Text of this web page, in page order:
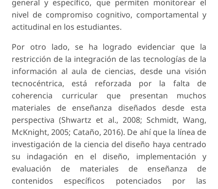
general y específico, que permiten monitorear el
nivel de compromiso cognitivo, comportamental y
actitudinal en los estudiantes.
Por otro lado, se ha logrado evidenciar que la
restricción de la integración de las tecnologías de la
información al aula de ciencias, desde una visión
tecnocéntrica, está reforzada por la falta de
coherencia curricular que presentan muchos
materiales de enseñanza diseñados desde esta
perspectiva (Shwartz et al., 2008; Schmidt, Wang,
McKnight, 2005; Cataño, 2016). De ahí que la línea de
investigación de la ciencia del diseño haya centrado
su indagación en el diseño, implementación y
evaluación de materiales de enseñanza de
contenidos específicos potenciados por las